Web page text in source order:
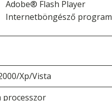
Adobe® Flash Player
Internetböngésző program
Xp/Vista
processzor